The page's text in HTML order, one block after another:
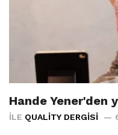
Hande Yener'den
İLE QUALITY DERGISI